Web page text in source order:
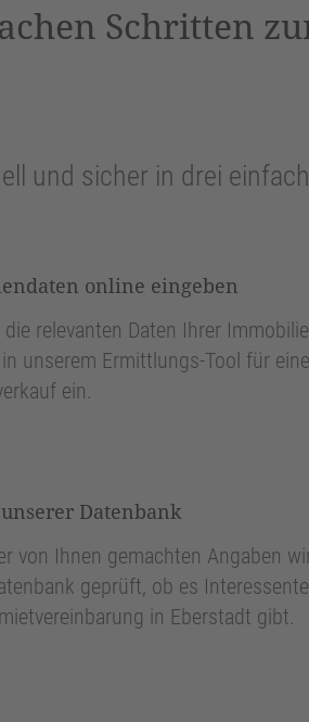
Schritten
und sicher in drei
online eingeben
die relevanten Daten Ihrer
unserem Ermittlungs-Tool für
ein.
Datenbank
von Ihnen gemachten Angaben
geprüft, ob es
in Eberstadt gibt.